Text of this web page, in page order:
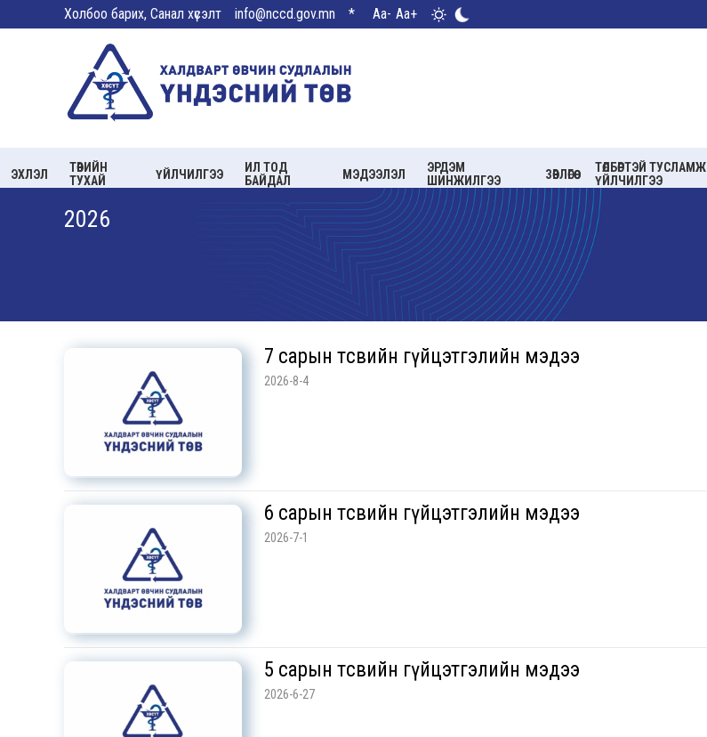
Холбоо барих, Санал хүсэлт info@nccd.gov.mn * Aa- Aa+
ЭХЛЭЛ
ТӨВИЙН
ТУХАЙ
ҮЙЛЧИЛГЭЭ
ИЛ ТОД
БАЙДАЛ
МЭДЭЭЛЭЛ
ЭРДЭМ
ШИНЖИЛГЭЭ
ЗӨВЛӨГӨӨ
ТӨЛБӨРТЭЙ ТУСЛАМЖ
ҮЙЛЧИЛГЭЭ
2026
7 сарын төсвийн гүйцэтгэлийн мэдээ
2026-8-4
6 сарын төсвийн гүйцэтгэлийн мэдээ
2026-7-1
5 сарын төсвийн гүйцэтгэлийн мэдээ
2026-6-27